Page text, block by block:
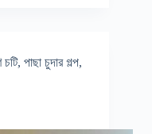
চটি, পাছা চুদার গল্প,